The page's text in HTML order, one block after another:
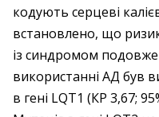
кодують серцеві
встановлено, що
із синдромом
використанні АД був
в гені LQT1 (КР 3,67;